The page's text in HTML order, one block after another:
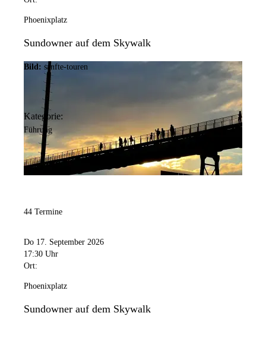
Phoenixplatz
Sundowner auf dem Skywalk
Bild: sanfte-touren
Kategorie:
Führung
44 Termine
Do 17. September 2026
17:30 Uhr
Ort:
Phoenixplatz
Sundowner auf dem Skywalk